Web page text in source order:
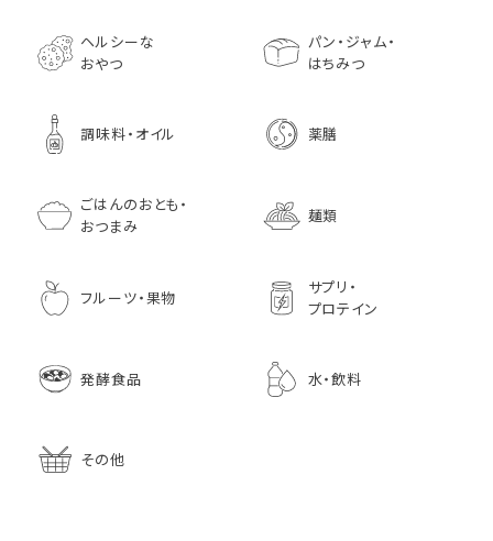
1,833
ヘルシーな
おやつ
パン・ジャム・
はちみつ
調味料・オイル 薬膳
ごはんのおとも・
おつまみ
麺類
フルーツ・果物
サプリ・
プロテイン
発酵食品 水・飲料
その他